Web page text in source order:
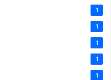
1
1
1
1
1